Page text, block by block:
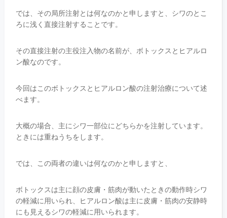
では、その局所注射とは何なのかと申しますと、シワのとこ
ろに浅く直接注射することです。
その直接注射の主役注入物の名前が、ボトックスとヒアルロ
ン酸なのです。
今回はこのボトックスとヒアルロン酸の注射治療について述
べます。
大概の場合、主にシワ一部位にどちらかを注射しています。
ときには重ねうちをします。
では、この両者の違いは何なのかと申しますと、
ボトックスは主に顔の皮膚・筋肉が動いたときの動作時シワ
の軽減に用いられ、ヒアルロン酸は主に皮膚・筋肉の安静時
にも見えるシワの軽減に用いられます。